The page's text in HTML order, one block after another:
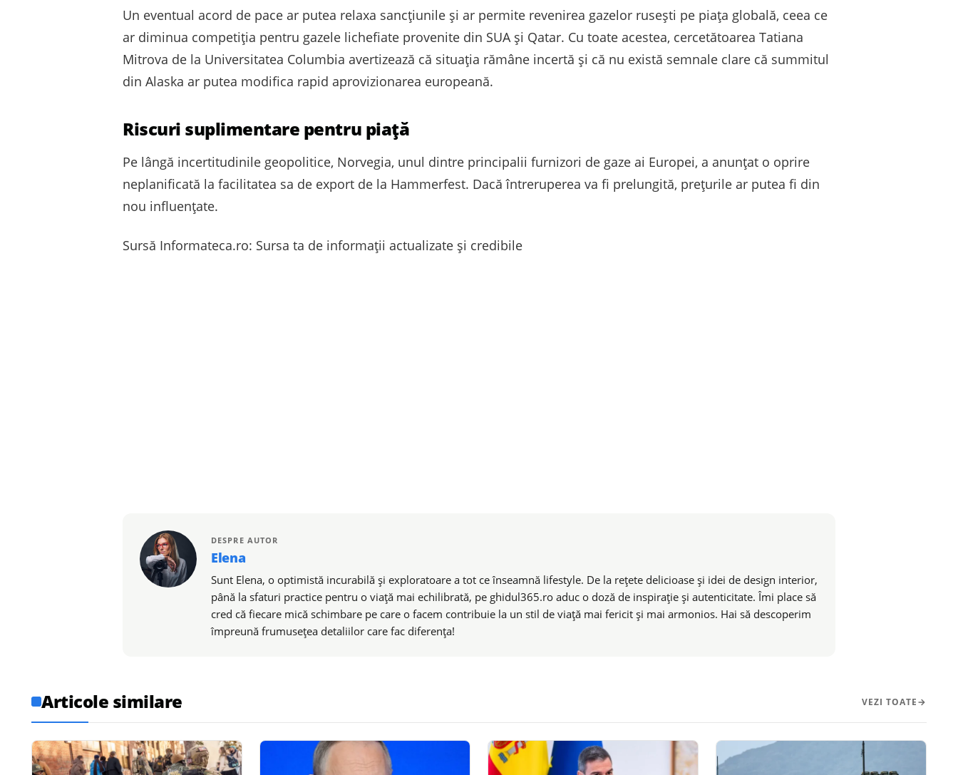
Un eventual acord de pace ar putea relaxa sancțiunile și ar permite revenirea gazelor rusești pe piața globală, ceea ce
ar diminua competiția pentru gazele lichefiate provenite din SUA și Qatar. Cu toate acestea, cercetătoarea Tatiana
Mitrova de la Universitatea Columbia avertizează că situația rămâne incertă și că nu există semnale clare că summitul
din Alaska ar putea modifica rapid aprovizionarea europeană.
Riscuri suplimentare pentru piață
Pe lângă incertitudinile geopolitice, Norvegia, unul dintre principalii furnizori de gaze ai Europei, a anunțat o oprire
neplanificată la facilitatea sa de export de la Hammerfest. Dacă întreruperea va fi prelungită, prețurile ar putea fi din
nou influențate.
Sursă Informateca.ro: Sursa ta de informații actualizate și credibile
DESPRE AUTOR
Elena
Sunt Elena, o optimistă incurabilă și exploratoare a tot ce înseamnă lifestyle. De la rețete delicioase și idei de design interior,
până la sfaturi practice pentru o viață mai echilibrată, pe ghidul365.ro aduc o doză de inspirație și autenticitate. Îmi place să
cred că fiecare mică schimbare pe care o facem contribuie la un stil de viață mai fericit și mai armonios. Hai să descoperim
împreună frumusețea detaliilor care fac diferența!
Articole similare VEZI TOATE